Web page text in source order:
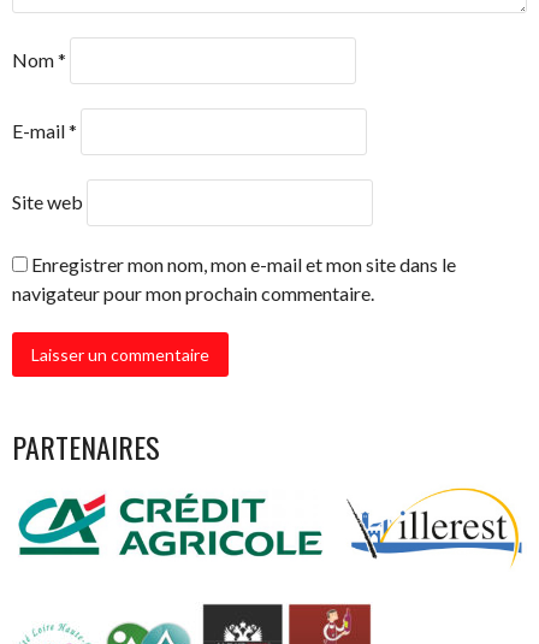
Nom*
E-mail*
Site web
Enregistrer mon nom, mon e-mail et mon site dans le
navigateur pour mon prochain commentaire.
PARTENAIRES